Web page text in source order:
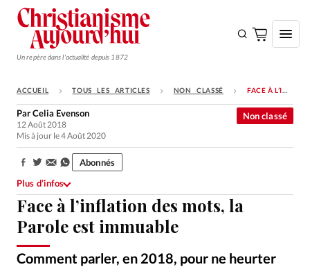
Un repère dans l'actualité depuis 1872
S'ABONNER
Monde
Opinions
Tous les articles
Faire un don
Emploi
ACCUEIL TOUS LES ARTICLES NON CLASSÉ FACE À L’INFLATION DES MOTS, LA PAROLE EST IMMUABLE
Face à l’inflation des mots, la
Parole est immuable
Comment parler, en 2018, pour ne heurter
Non classé
ParCelia Evenson
12 Août 2018
Mis à jour le 4 Août 2020
Partager:
Abonnés
Plus d’infos